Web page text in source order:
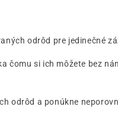
odrôd pre jedinečné
čomu si ich môžete bez
odrôd a ponúkne